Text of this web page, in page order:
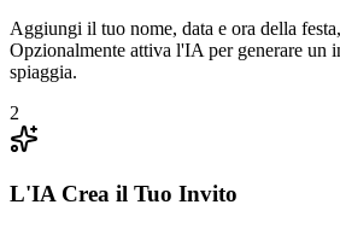
Aggiungi il tuo nome, data e ora della
Opzionalmente attiva l'IA per generare un
spiaggia.
2
L'IA Crea il Tuo Invito